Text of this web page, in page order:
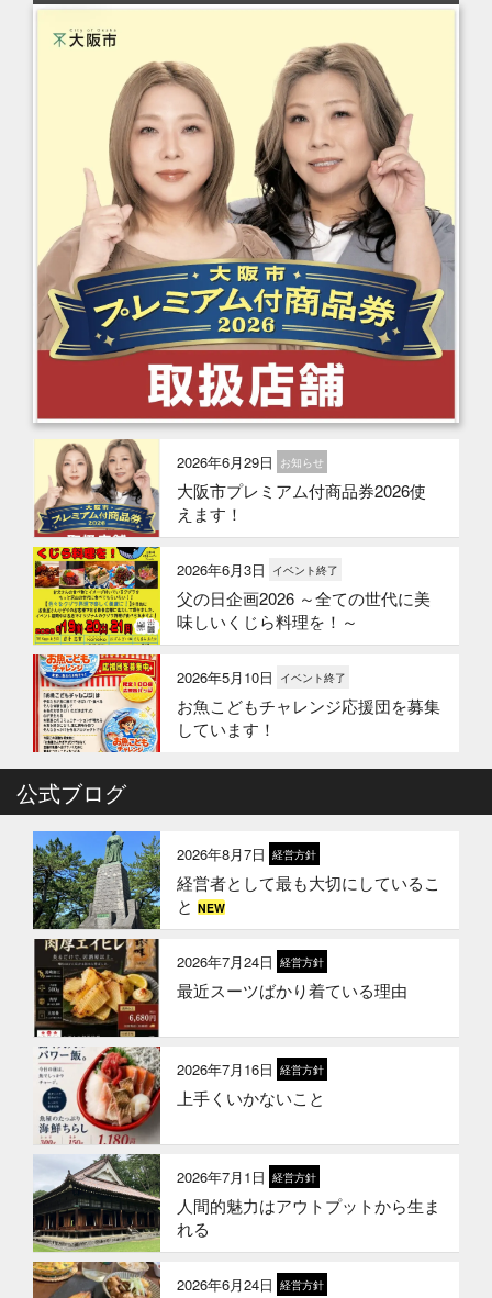
2026年6月29日 お知らせ
大阪市プレミアム付商品券2026使
えます！
2026年6月3日 イベント終了
父の日企画2026 ～全ての世代に美
味しいくじら料理を！～
2026年5月10日 イベント終了
お魚こどもチャレンジ応援団を募集
しています！
お魚こどもチャレンジ第10弾
2026年3月24日 イベント終了
お魚屋さんかぎやの創業祭
2026年3月10日 お知らせ
2026年1月21日 お知らせ
2026年1月1日 お知らせ
2026年 新年のご挨拶
公式ブログ
2026年8月7日 経営方針
経営者として最も大切にしているこ
とNEW
2026年7月24日 経営方針
最近スーツばかり着ている理由
2026年7月16日 経営方針
上手くいかないこと
2026年7月1日 経営方針
人間的魅力はアウトプットから生ま
れる
2026年6月24日 経営方針